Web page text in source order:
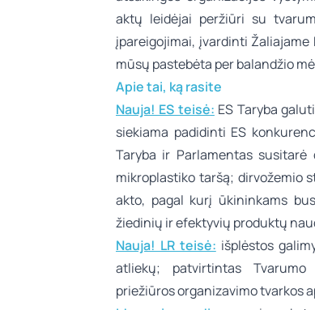
aktų leidėjai peržiūri su
įpareigojimai, įvardinti
mūsų pastebėta per balandžio
Apie tai, ką rasite
Nauja! ES teisė: ES Taryba
siekiama padidinti ES
Taryba ir Parlamentas
mikroplastiko taršą; dirvožemio
akto, pagal kurį ūkininkams
žiedinių ir efektyvių produktų
Nauja! LR teisė: išplėstos
atliekų; patvirtintas Tvarumo
priežiūros organizavimo tvarkos